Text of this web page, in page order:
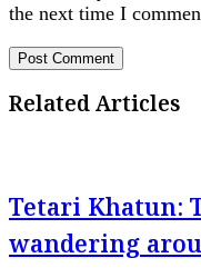
the next time I
Related Articles
Tetari Khatun:
wandering